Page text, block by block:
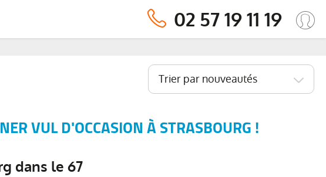
02 57 19 11 19
Trier par nouveautés
VUL D'OCCASION À STRASBOURG !
dans le 67